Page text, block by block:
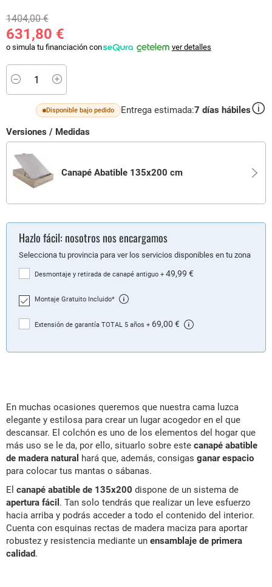
631,80 €
1404,00 €
o simula tu financiación con ver detalles
Versiones / Medidas
Canapé Abatible 135x200 cm
Disponible bajo pedido Entrega estimada:7 días hábiles
Minus
Hazlo fácil: nosotros nos encargamos
Selecciona tu provincia para ver los servicios disponibles en tu zona
Desmontaje y retirada de canapé antiguo + 49,99 €
Montaje Gratuito Incluido*
Extensión de garantía TOTAL 5 años + 69,00 €
En muchas ocasiones queremos que nuestra cama luzca
elegante y estilosa para crear un lugar acogedor en el que
descansar. El colchón es uno de los elementos del hogar que
más uso se le da, por ello, situarlo sobre este canapé abatible
de madera natural hará que, además, consigas ganar espacio
para colocar tus mantas o sábanas.
El canapé abatible de 135x200 dispone de un sistema de
apertura fácil . Tan solo tendrás que realizar un leve esfuerzo
hacia arriba y podrás acceder a todo el contenido del interior.
Cuenta con esquinas rectas de madera maciza para aportar
robustez y resistencia mediante un ensamblaje de primera
calidad.